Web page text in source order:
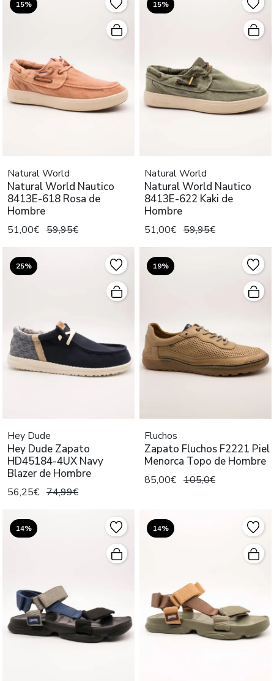
15%
Natural World
Natural World Nautico
8413E-618 Rosa de
Hombre
51,00€ 59,95€
15%
Natural World
Natural World Nautico
8413E-622 Kaki de
Hombre
51,00€ 59,95€
25%
Hey Dude
Hey Dude Zapato
HD45184-4UX Navy
Blazer de Hombre
56,25€ 74,99€
19%
Fluchos
Zapato Fluchos F2221 Piel
Menorca Topo de Hombre
85,00€ 105,0€
14% 14%